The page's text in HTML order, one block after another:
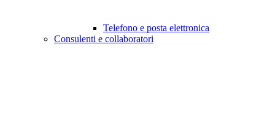
Telefono e posta elettronica
Consulenti e collaboratori